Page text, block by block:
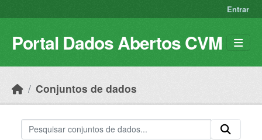
Entrar
Portal Dados Abertos CVM
Conjuntos de dados